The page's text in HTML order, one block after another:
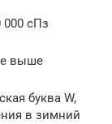
000 сПз
выше
буква W,
в зимний